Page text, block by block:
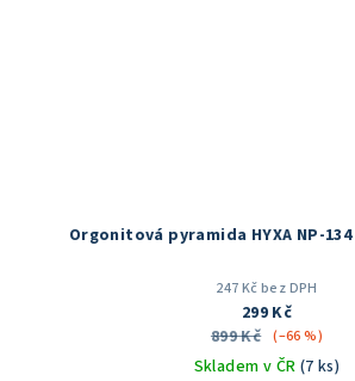
Orgonitová pyramida HYXA NP-134
247 Kč bez DPH
299 Kč
899 Kč (–66 %)
Skladem v ČR (7 ks)